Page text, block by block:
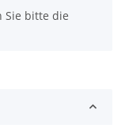
Sie bitte die